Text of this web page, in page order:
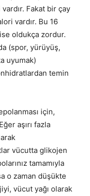
Fakat bir çay
vardır. Bu 16
oldukça zordur.
(spor, yürüyüş,
uyumak)
temin
için,
aşırı fazla
vücutta glikojen
tamamıyla
o zaman düşükte
vücut yağı olarak